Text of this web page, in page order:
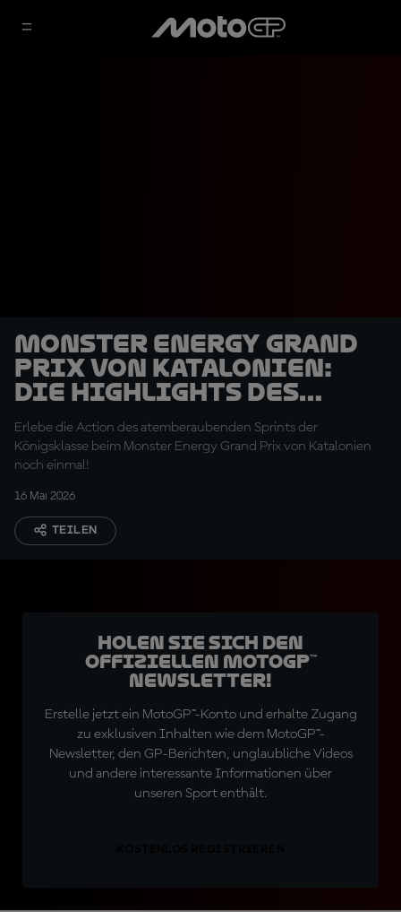
Monster Energy Grand
Prix von Katalonien:
Die Highlights des
Tissot Sprints
Erlebe die Action des atemberaubenden Sprints der
Königsklasse beim Monster Energy Grand Prix von Katalonien
noch einmal!
16 Mai 2026
TEILEN
Holen Sie sich den
offiziellen MotoGP™
Newsletter!
Erstelle jetzt ein MotoGP™-Konto und erhalte Zugang
zu exklusiven Inhalten wie dem MotoGP™-
Newsletter, den GP-Berichten, unglaubliche Videos
und andere interessante Informationen über
unseren Sport enthält.